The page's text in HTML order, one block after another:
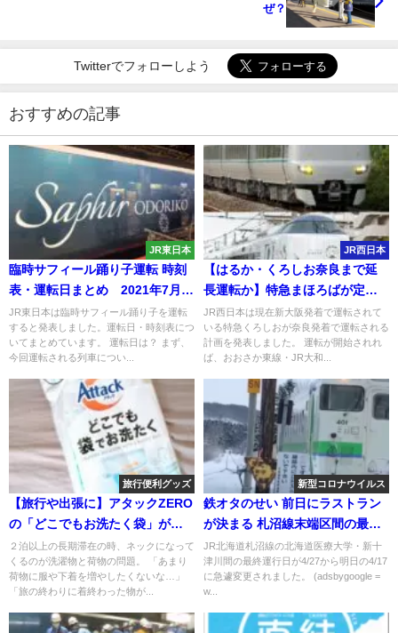
ぜ？
Twitterでフォローしよう
おすすめの記事
JR東日本
臨時サフィール踊り子運転 時刻
表・運転日まとめ 2021年7月1
日～9月30日
JR東日本は臨時サフィール踊り子を運転
すると発表しました。運転日・時刻表につ
いてまとめています。 運転日は？ まず、
今回運転される列車につい...
JR西日本
【はるか・くろしお奈良まで延
長運転か】特急まほろばが定期
列車化へ2023年春ダイヤ改正予
測
JR西日本は現在新大阪発着で運転されて
いる特急くろしおが奈良発着で運転される
計画を発表しました。 運転が開始されれ
ば、おおさか東線・JR大和...
旅行便利グッズ
【旅行や出張に】アタックZERO
の「どこでもお洗たく袋」が身
軽になって便利すぎた
２泊以上の長期滞在の時、ネックになって
くるのが洗濯物と荷物の問題。 「あまり
荷物に服や下着を増やしたくないな…」
「旅の終わりに着終わった物が...
新型コロナウイルス
鉄オタのせい 前日にラストラン
が決まる 札沼線末端区間の最終
運行日が4/17に変更
JR北海道札沼線の北海道医療大学・新十
津川間の最終運行日が4/27から明日の4/17
に急遽変更されました。 (adsbygoogle =
w...